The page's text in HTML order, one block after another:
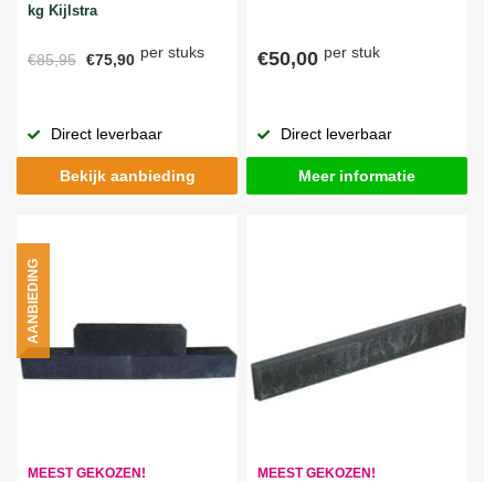
kg Kijlstra
€85,95 €75,90 per stuks
Direct leverbaar
Bekijk aanbieding
€50,00 per stuk
Direct leverbaar
Meer informatie
MEEST GEKOZEN!
AANBIEDING
MEEST GEKOZEN!